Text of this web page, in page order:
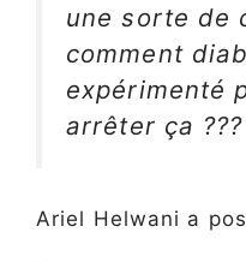
une sorte de
comment
expérimenté
arrêter ça ???
Ariel Helwani a